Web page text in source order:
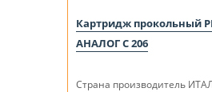
Картридж прокольный
АНАЛОГ С 206
Страна производитель